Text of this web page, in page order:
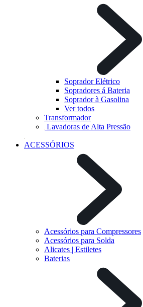
Soprador Elétrico
Sopradores á Bateria
Soprador à Gasolina
Ver todos
Transformador
Lavadoras de Alta Pressão
ACESSÓRIOS
Acessórios para Compressores
Acessórios para Solda
Alicates | Estiletes
Baterias